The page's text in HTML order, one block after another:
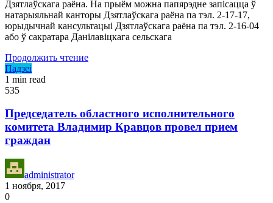
Дзятлаўскага раёна. На прыём можна папярэдне запісацца ў
натарыяльнай канторы Дзятлаўскага раёна па тэл. 2-17-17,
юрыдычнай кансультацыі Дзятлаўскага раёна па тэл. 2-16-04
або ў сакратара Данілавіцкага сельскага
Продолжить чтение
Падзеі
1 min read
535
Председатель областного исполнительного
комитета Владимир Кравцов провел прием
граждан
administrator
1 ноября, 2017
0